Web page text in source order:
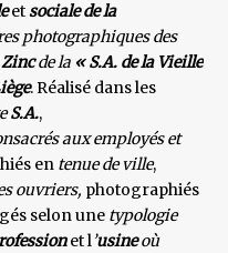
etsociale de la
photographiques des
Zincde la « S.A. de la Vieille
. Réalisé dans les
S.A.,
aux employés et
en tenue de ville,
ouvriers, photographiés
selon une typologie
et l’usineoù